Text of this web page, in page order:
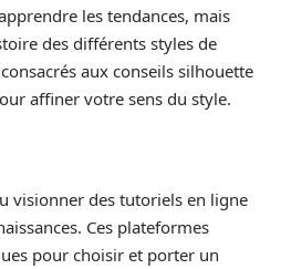
les tendances, mais
des différents styles de
aux conseils silhouette
affiner votre sens du style.
visionner des tutoriels en ligne
Ces plateformes
pour choisir et porter un